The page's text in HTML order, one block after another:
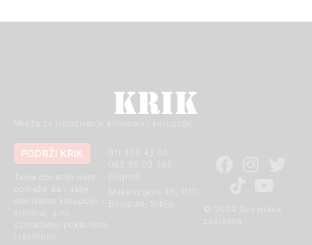
Mreža za istraživanje kriminala i korupcije
© 2024 Sva prava
011 420 43 04
Makenzijeva 46, 11111
PODRŽI KRIK
otkrivamo korupciju i
kriminal, a mi
uzvraćamo poklonima
i različitim